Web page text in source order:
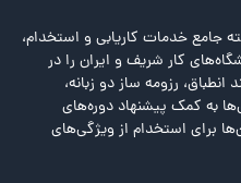
جامع خدمات کاریابی و استخدام،
کار شریف و ایران را در
رزومه ساز دو زبانه،
به کمک پیشنهاد دوره‌های
برای استخدام از ویژگی‌های